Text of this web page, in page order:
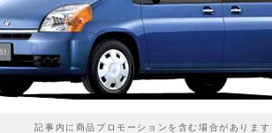
記事内に商品プロモーションを含む場合があります